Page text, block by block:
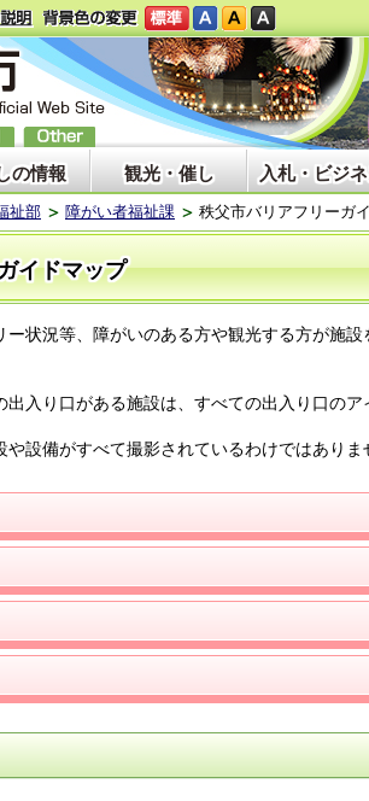
の情報 観光・催し 入札・ビジ
祉部 障がい者福祉課 秩父市バリアフリーガ
イドマップ
ー状況等、障がいのある方や観光する方が施
入り口がある施設は、すべての出入り口のア
設備がすべて撮影されているわけではあり